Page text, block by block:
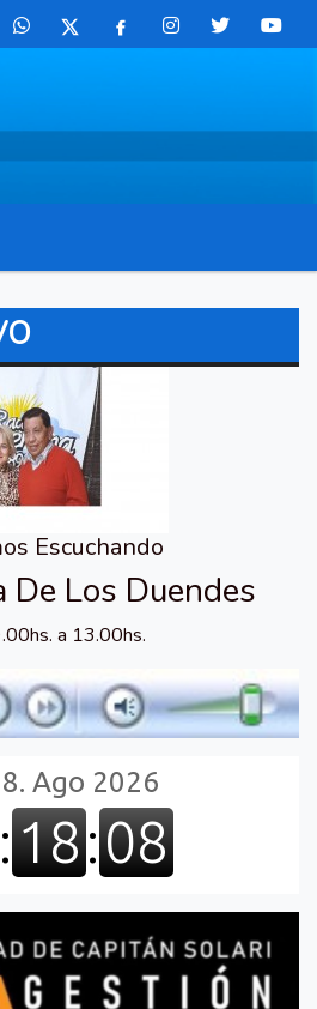
argentina 89.3 Mhz Catamarca
Escuchando
De Los Duendes
a 13.00hs.